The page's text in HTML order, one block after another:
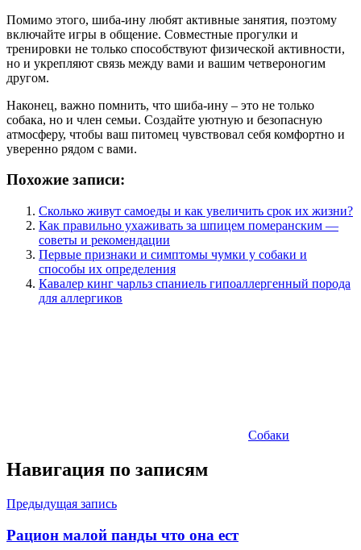
Помимо этого, шиба-ину любят активные занятия, поэтому
включайте игры в общение. Совместные прогулки и
тренировки не только способствуют физической активности,
но и укрепляют связь между вами и вашим четвероногим
другом.
Наконец, важно помнить, что шиба-ину – это не только
собака, но и член семьи. Создайте уютную и безопасную
атмосферу, чтобы ваш питомец чувствовал себя комфортно и
уверенно рядом с вами.
Похожие записи:
Сколько живут самоеды и как увеличить срок их жизни?
Как правильно ухаживать за шпицем померанским —
советы и рекомендации
Первые признаки и симптомы чумки у собаки и
способы их определения
Кавалер кинг чарльз спаниель гипоаллергенный порода
для аллергиков
Собаки
Навигация по записям
Предыдущая запись
Рацион малой панды что она ест